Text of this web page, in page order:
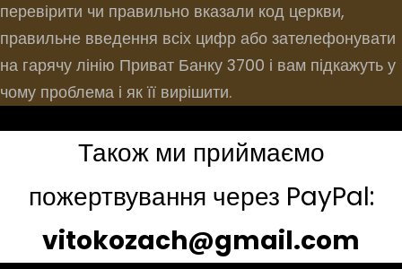
перевірити чи правильно вказали код церкви,
правильне введення всіх цифр або зателефонувати
на гарячу лінію Приват Банку 3700 і вам підкажуть у
чому проблема і як її вирішити.
Також ми приймаємо
пожертвування через PayPal:
vitokozach@gmail.com